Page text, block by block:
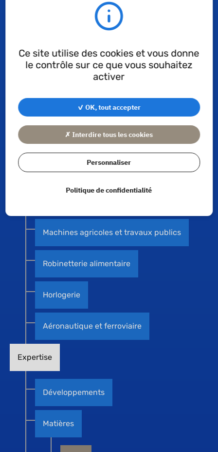
Raccords hydrauliques
Eau et gaz
Electroménager
Moteurs et motoréducteurs
Machines agricoles et travaux publics
Robinetterie alimentaire
Horlogerie
Aéronautique et ferroviaire
Expertise
Développements
Matières
Ce site utilise des cookies et vous donne
le contrôle sur ce que vous souhaitez
activer
✓ OK, tout accepter
✗ Interdire tous les cookies
Personnaliser
Politique de confidentialité